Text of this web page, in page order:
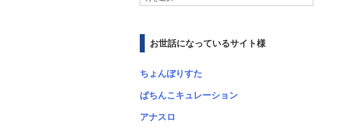
ー
ブ
お世話になっているサイト様
ちょんぼりすた
ぱちんこキュレーション
アナスロ